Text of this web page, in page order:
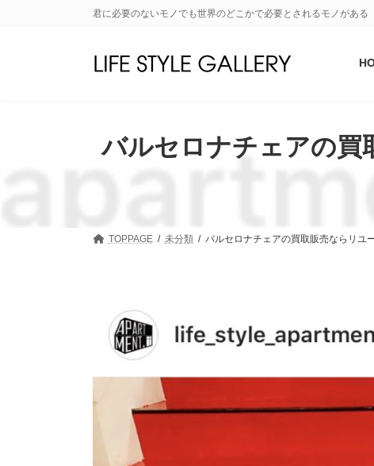
君に必要のないモノでも世界のどこかで必要とされるモノがある
バルセロナチェアの
TOPPAGE 未分類 バルセロナチェアの買取販売ならリ